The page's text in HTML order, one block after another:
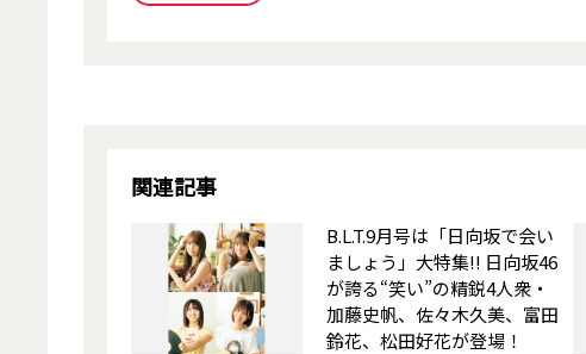
関連記事
B.L.T.9月号は「日向坂で会い
ましょう」大特集!! 日向坂46
が誇る“笑い”の精鋭4人衆・
加藤史帆、佐々木久美、富田
鈴花、松田好花が登場！